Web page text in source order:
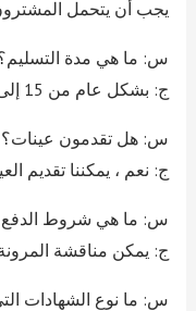
يجب أن يتحمل
س: ما هي مدة التسليم؟
ج: بشكل عام من 15 إلى 25 يومًا. يمكن قبول طلب عاجل.
س: هل تقدمون عينات؟
ج: نعم ، يمكننا تقديم
س: ما هي شروط الدفع
ج: يمكن مناقشة المرونة.
س: ما نوع الشهادات